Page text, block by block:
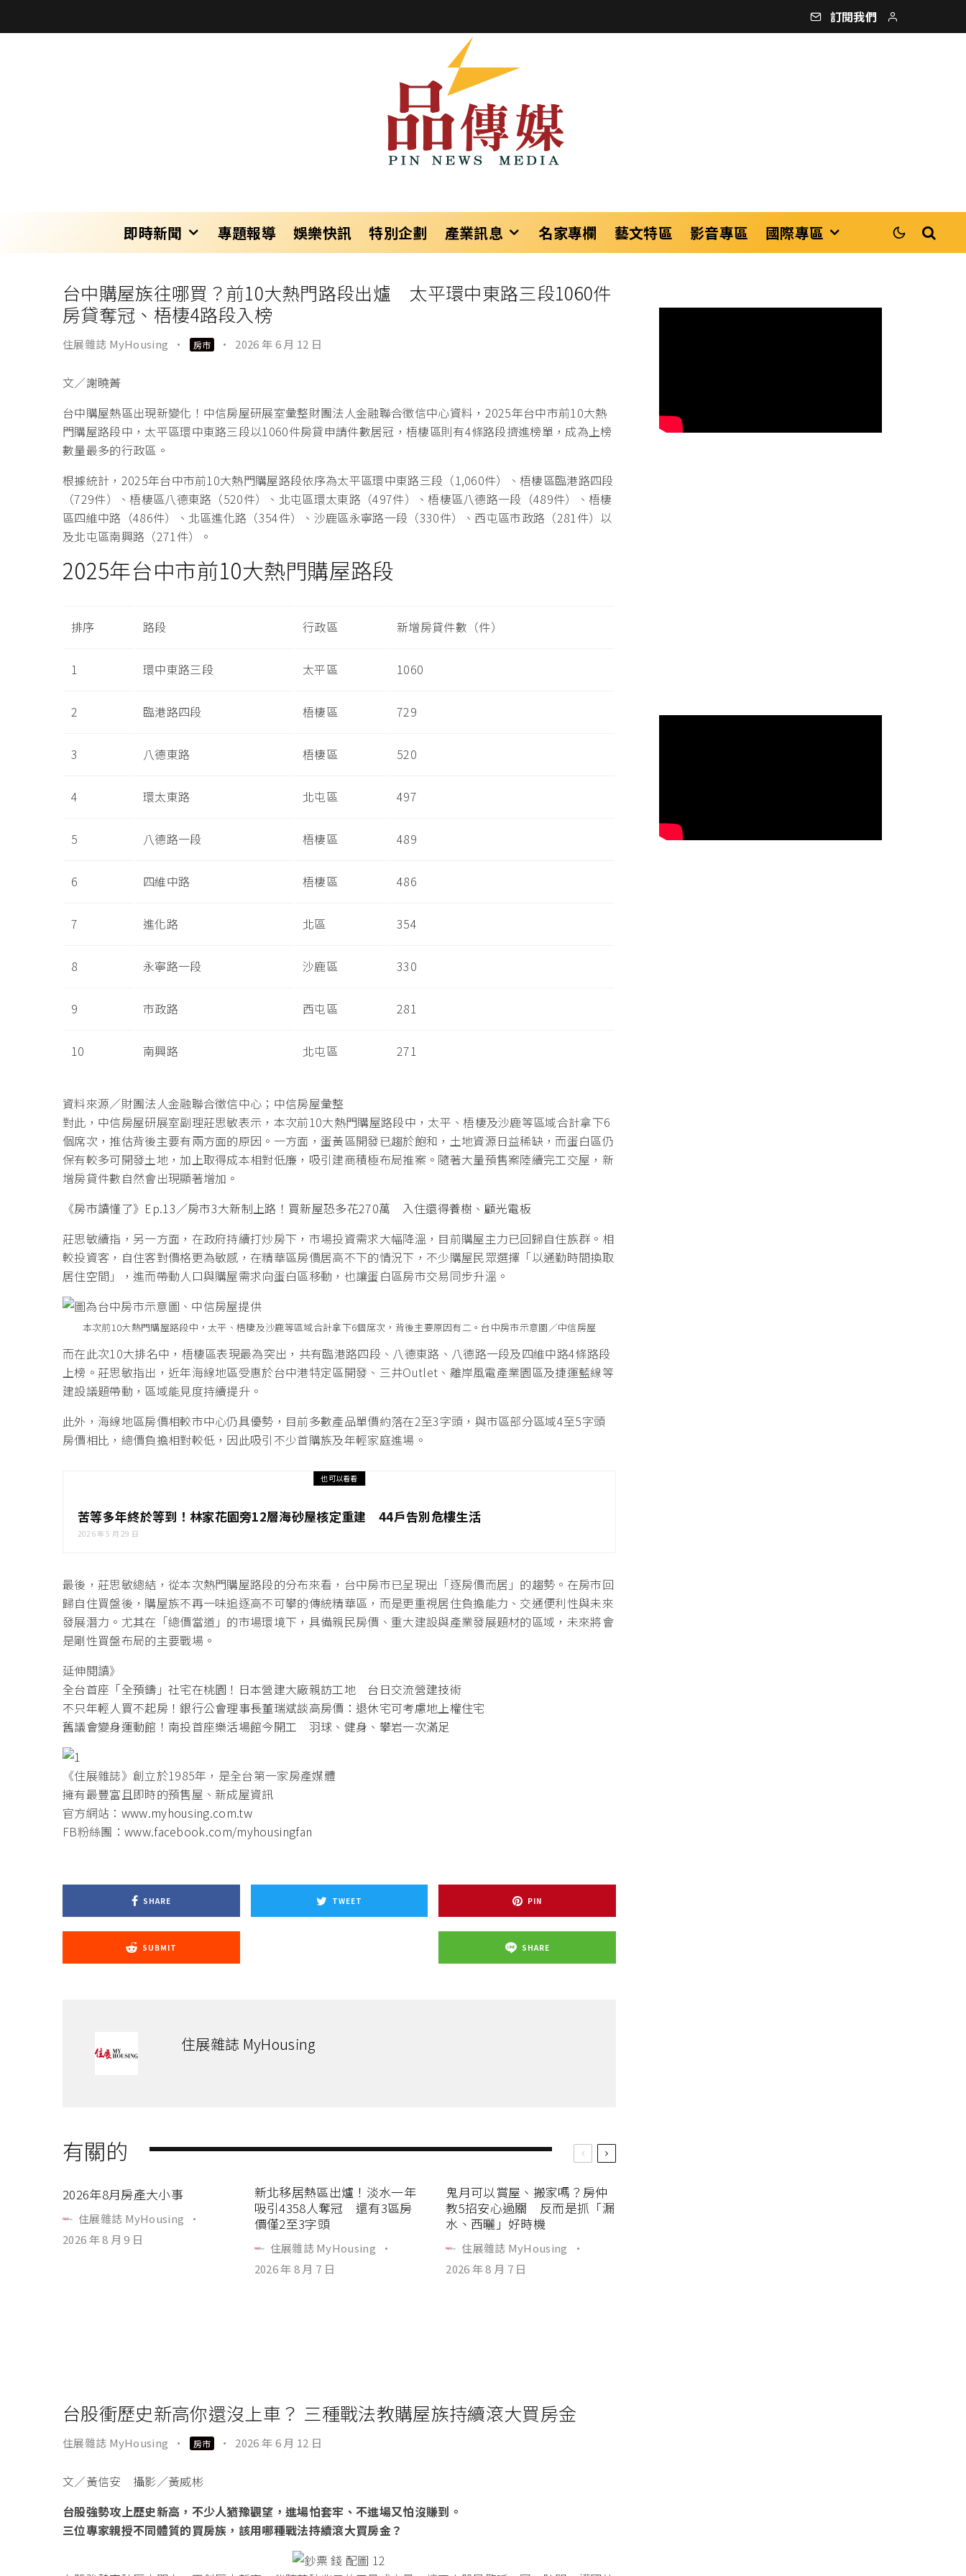
訂閱我們
即時新聞 專題報導 娛樂快訊 特別企劃 產業訊息 名家專欄 藝文特區 影音專區 國際專區
台中購屋族往哪買？前10大熱門路段出爐 太平環中東路三段1060件
房貸奪冠、梧棲4路段入榜
住展雜誌 MyHousing · 房市 · 2026 年 6 月 12 日
文／謝曉菁
台中購屋熱區出現新變化！中信房屋研展室彙整財團法人金融聯合徵信中心資料，2025年台中市前10大熱
門購屋路段中，太平區環中東路三段以1060件房貸申請件數居冠，梧棲區則有4條路段擠進榜單，成為上榜
數量最多的行政區。
根據統計，2025年台中市前10大熱門購屋路段依序為太平區環中東路三段（1,060件）、梧棲區臨港路四段
（729件）、梧棲區八德東路（520件）、北屯區環太東路（497件）、梧棲區八德路一段（489件）、梧棲
區四維中路（486件）、北區進化路（354件）、沙鹿區永寧路一段（330件）、西屯區市政路（281件）以
及北屯區南興路（271件）。
2025年台中市前10大熱門購屋路段
排序 路段 行政區 新增房貸件數（件）
1 環中東路三段 太平區 1060
2 臨港路四段 梧棲區 729
3 八德東路 梧棲區 520
4 環太東路 北屯區 497
5 八德路一段 梧棲區 489
6 四維中路 梧棲區 486
7 進化路 北區 354
8 永寧路一段 沙鹿區 330
9 市政路 西屯區 281
10 南興路 北屯區 271
資料來源／財團法人金融聯合徵信中心；中信房屋彙整
對此，中信房屋研展室副理莊思敏表示，本次前10大熱門購屋路段中，太平、梧棲及沙鹿等區域合計拿下6
個席次，推估背後主要有兩方面的原因。一方面，蛋黃區開發已趨於飽和，土地資源日益稀缺，而蛋白區仍
保有較多可開發土地，加上取得成本相對低廉，吸引建商積極布局推案。隨著大量預售案陸續完工交屋，新
增房貸件數自然會出現顯著增加。
《房市讀懂了》Ep.13／房市3大新制上路！買新屋恐多花270萬 入住還得養樹、顧光電板
莊思敏續指，另一方面，在政府持續打炒房下，市場投資需求大幅降溫，目前購屋主力已回歸自住族群。相
較投資客，自住客對價格更為敏感，在精華區房價居高不下的情況下，不少購屋民眾選擇「以通勤時間換取
居住空間」，進而帶動人口與購屋需求向蛋白區移動，也讓蛋白區房市交易同步升溫。
本次前10大熱門購屋路段中，太平、梧棲及沙鹿等區域合計拿下6個席次，背後主要原因有二。台中房市示意圖／中信房屋
而在此次10大排名中，梧棲區表現最為突出，共有臨港路四段、八德東路、八德路一段及四維中路4條路段
上榜。莊思敏指出，近年海線地區受惠於台中港特定區開發、三井Outlet、離岸風電產業園區及捷運藍線等
建設議題帶動，區域能見度持續提升。
此外，海線地區房價相較市中心仍具優勢，目前多數產品單價約落在2至3字頭，與市區部分區域4至5字頭
房價相比，總價負擔相對較低，因此吸引不少首購族及年輕家庭進場。
也可以看看
苦等多年終於等到！林家花園旁12層海砂屋核定重建 44戶告別危樓生活
2026 年 5 月 29 日
最後，莊思敏總結，從本次熱門購屋路段的分布來看，台中房市已呈現出「逐房價而居」的趨勢。在房市回
歸自住買盤後，購屋族不再一味追逐高不可攀的傳統精華區，而是更重視居住負擔能力、交通便利性與未來
發展潛力。尤其在「總價當道」的市場環境下，具備親民房價、重大建設與產業發展題材的區域，未來將會
是剛性買盤布局的主要戰場。
延伸閱讀》
全台首座「全預鑄」社宅在桃園！日本營建大廠親訪工地 台日交流營建技術
不只年輕人買不起房！銀行公會理事長董瑞斌談高房價：退休宅可考慮地上權住宅
舊議會變身運動館！南投首座樂活場館今開工 羽球、健身、攀岩一次滿足
《住展雜誌》創立於1985年，是全台第一家房產媒體
擁有最豐富且即時的預售屋、新成屋資訊
官方網站： www.myhousing.com.tw
FB粉絲團： www.facebook.com/myhousingfan
SHARE TWEET PIN
SUBMIT SHARE
住展雜誌 MyHousing
有關的
2026年8月房產大小事
住展雜誌 MyHousing
·
2026 年 8 月 9 日
新北移居熱區出爐！淡水一年
吸引4358人奪冠 還有3區房
價僅2至3字頭
住展雜誌 MyHousing
·
2026 年 8 月 7 日
鬼月可以賞屋、搬家嗎？房仲
教5招安心過關 反而是抓「漏
水、西曬」好時機
住展雜誌 MyHousing
·
2026 年 8 月 7 日
台股衝歷史新高你還沒上車？ 三種戰法教購屋族持續滾大買房金
住展雜誌 MyHousing · 房市 · 2026 年 6 月 12 日
文／黃信安 攝影／黃威彬
台股強勢攻上歷史新高，不少人猶豫觀望，進場怕套牢、不進場又怕沒賺到。
三位專家親授不同體質的買房族，該用哪種戰法持續滾大買房金？